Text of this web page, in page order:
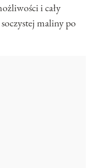
i cały
maliny po